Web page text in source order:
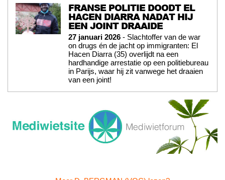
FRANSE POLITIE DOODT EL
HACEN DIARRA NADAT HIJ
EEN JOINT DRAAIDE
27 januari 2026 - Slachtoffer van de war
on drugs én de jacht op immigranten: El
Hacen Diarra (35) overlijdt na een
hardhandige arrestatie op een politiebureau
in Parijs, waar hij zit vanwege het draaien
van een joint!